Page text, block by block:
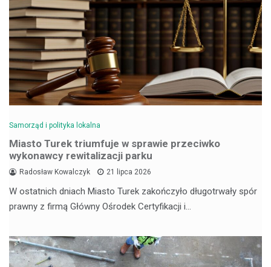
Samorząd i polityka lokalna
Miasto Turek triumfuje w sprawie przeciwko
wykonawcy rewitalizacji parku
Radosław Kowalczyk 21 lipca 2026
W ostatnich dniach Miasto Turek zakończyło długotrwały spór
prawny z firmą Główny Ośrodek Certyfikacji i…